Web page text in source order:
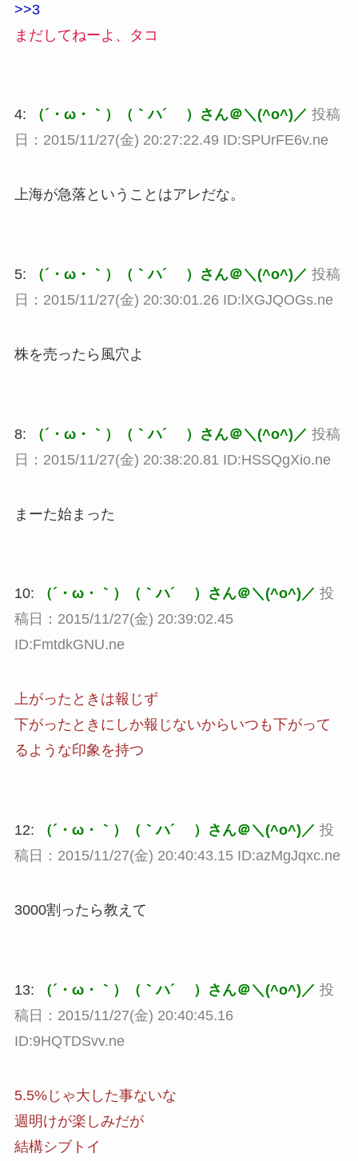
>>3
まだしてねーよ、タコ
4: （´・ω・｀）（｀ハ´ ）さん＠＼(^o^)／ 投稿
日：2015/11/27(金) 20:27:22.49 ID:SPUrFE6v.ne
上海が急落ということはアレだな。
5: （´・ω・｀）（｀ハ´ ）さん＠＼(^o^)／ 投稿
日：2015/11/27(金) 20:30:01.26 ID:lXGJQOGs.ne
株を売ったら風穴よ
8: （´・ω・｀）（｀ハ´ ）さん＠＼(^o^)／ 投稿
日：2015/11/27(金) 20:38:20.81 ID:HSSQgXio.ne
まーた始まった
10: （´・ω・｀）（｀ハ´ ）さん＠＼(^o^)／ 投
稿日：2015/11/27(金) 20:39:02.45
ID:FmtdkGNU.ne
上がったときは報じず
下がったときにしか報じないからいつも下がって
るような印象を持つ
12: （´・ω・｀）（｀ハ´ ）さん＠＼(^o^)／ 投
稿日：2015/11/27(金) 20:40:43.15 ID:azMgJqxc.ne
3000割ったら教えて
13: （´・ω・｀）（｀ハ´ ）さん＠＼(^o^)／ 投
稿日：2015/11/27(金) 20:40:45.16
ID:9HQTDSvv.ne
5.5%じゃ大した事ないな
週明けが楽しみだが
結構シブトイ